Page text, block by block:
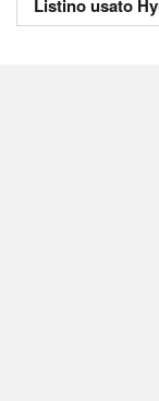
Listino usato